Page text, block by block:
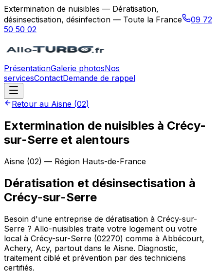
Extermination de nuisibles — Dératisation,
désinsectisation, désinfection — Toute la France
09 72
50 50 02
PrésentationGalerie photosNos
servicesContactDemande de rappel
Retour au Aisne (02)
Extermination de nuisibles à Crécy-
sur-Serre et alentours
Aisne (02) — Région Hauts-de-France
Dératisation et désinsectisation à
Crécy-sur-Serre
Besoin d'une entreprise de dératisation à Crécy-sur-
Serre ? Allo-nuisibles traite votre logement ou votre
local à Crécy-sur-Serre (02270) comme à Abbécourt,
Achery, Acy, partout dans le Aisne. Diagnostic,
traitement ciblé et prévention par des techniciens
certifiés.